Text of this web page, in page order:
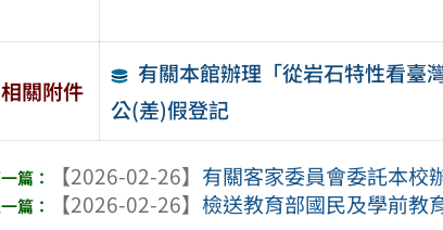
相關附件
有關本館辦理「從岩石特性看臺
公(差)假登記
【2026-02-26】 有關客家委員會委託本校
【2026-02-26】 檢送教育部國民及學前教